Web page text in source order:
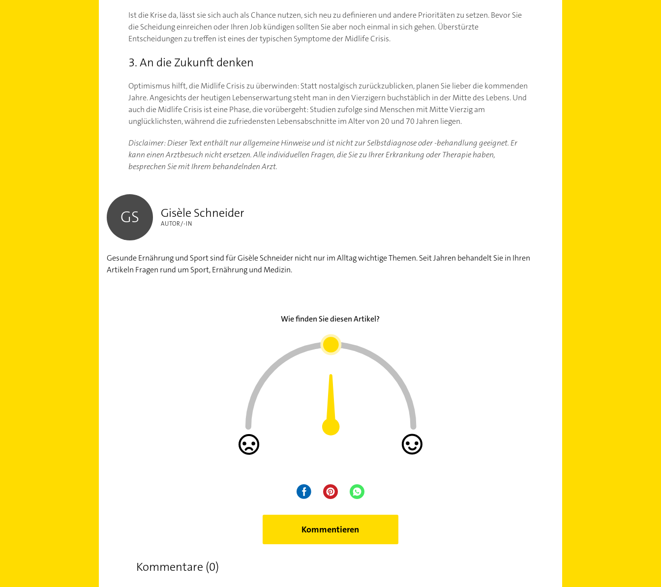
Ist die Krise da, lässt sie sich auch als Chance nutzen, sich neu zu definieren und andere Prioritäten zu setzen. Bevor Sie
die Scheidung einreichen oder Ihren Job kündigen sollten Sie aber noch einmal in sich gehen. Überstürzte
Entscheidungen zu treffen ist eines der typischen Symptome der Midlife Crisis.
3. An die Zukunft denken
Optimismus hilft, die Midlife Crisis zu überwinden: Statt nostalgisch zurückzublicken, planen Sie lieber die kommenden
Jahre. Angesichts der heutigen Lebenserwartung steht man in den Vierzigern buchstäblich in der Mitte des Lebens. Und
auch die Midlife Crisis ist eine Phase, die vorübergeht: Studien zufolge sind Menschen mit Mitte Vierzig am
unglücklichsten, während die zufriedensten Lebensabschnitte im Alter von 20 und 70 Jahren liegen.
Disclaimer: Dieser Text enthält nur allgemeine Hinweise und ist nicht zur Selbstdiagnose oder -behandlung geeignet. Er
kann einen Arztbesuch nicht ersetzen. Alle individuellen Fragen, die Sie zu Ihrer Erkrankung oder Therapie haben,
besprechen Sie mit Ihrem behandelnden Arzt.
GS Gisèle Schneider
AUTOR/-IN
Gesunde Ernährung und Sport sind für Gisèle Schneider nicht nur im Alltag wichtige Themen. Seit Jahren behandelt Sie in Ihren
Artikeln Fragen rund um Sport, Ernährung und Medizin.
Wie finden Sie diesen Artikel?
Kommentieren
Kommentare (0)